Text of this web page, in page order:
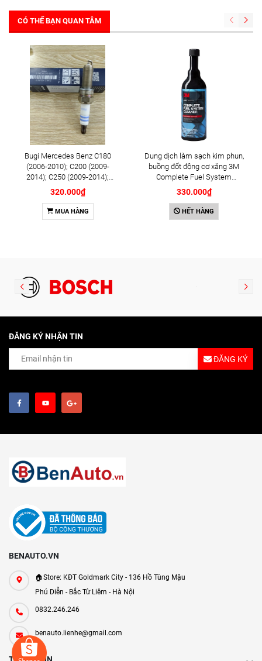
CÓ THỂ BẠN QUAN TÂM
Bugi Mercedes Benz C180
(2006-2010); C200 (2009-
2014); C250 (2009-2014);
E250 (2009-2013); G500
(2008-2015); GL450 (2006-
2012), S500 (2005-2011);
SLK200 (2011-2015) chính
320.000₫
MUA HÀNG
Dung dịch làm sạch kim phun,
buồng đốt động cơ xăng 3M
Complete Fuel System
Cleaner 473ml (08813)
330.000₫
HẾT HÀNG
ĐĂNG KÝ NHẬN TIN
ĐĂNG KÝ
BENAUTO.VN
🏠Store: KĐT Goldmark City - 136 Hồ Tùng Mậu
Phú Diễn - Bắc Từ Liêm - Hà Nội
0832.246.246
benauto.lienhe@gmail.com